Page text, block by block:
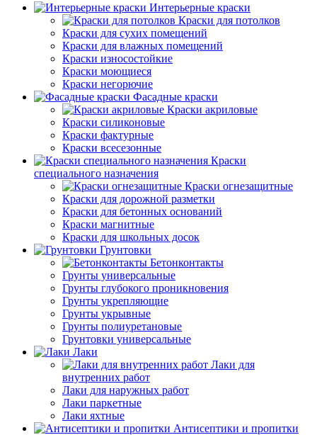
Интерьерные краски
Краски для потолков
Краски для сухих помещений
Краски для влажных помещений
Краски износостойкие
Краски моющиеся
Краски негорючие
Фасадные краски
Краски акриловые
Краски силиконовые
Краски фактурные
Краски всесезонные
Краски
специального назначения
Краски огнезащитные
Краски для дорожной разметки
Краски для бетонных оснований
Краски магнитные
Краски для школьных досок
Грунтовки
Бетонконтакты
Грунты универсальные
Грунты глубокого проникновения
Грунты укрепляющие
Грунты укрывные
Грунты полиуретановые
Грунтовки универсальные
Лаки
Лаки для
внутренних работ
Лаки для наружных работ
Лаки паркетные
Лаки яхтные
Антисептики и пропитки